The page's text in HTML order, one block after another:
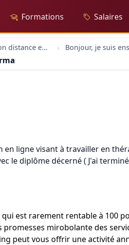
Formations Salaires
forum Formation distance en ligne
en ligne visant à
ligne visant à travailler en
le diplôme décerné ( J'ai
est rarement rentable à 100
mirobolante des
peut vous offrir une activité